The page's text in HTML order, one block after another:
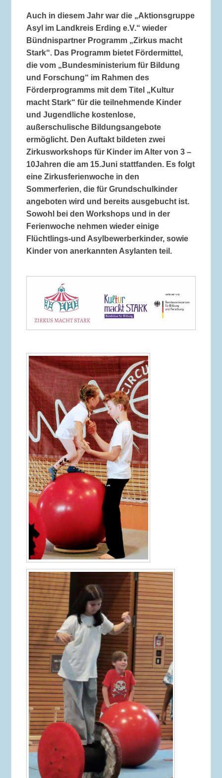
Auch in diesem Jahr war die „Aktionsgruppe
Asyl im Landkreis Erding e.V.“ wieder
Bündnispartner Programm „Zirkus macht
Stark“. Das Programm bietet Fördermittel,
die vom „Bundesministerium für Bildung
und Forschung“ im Rahmen des
Förderprogramms mit dem Titel „Kultur
macht Stark“ für die teilnehmende Kinder
und Jugendliche kostenlose,
außerschulische Bildungsangebote
ermöglicht. Den Auftakt bildeten zwei
Zirkusworkshops für Kinder im Alter von 3 –
10Jahren die am 15.Juni stattfanden. Es folgt
eine Zirkusferienwoche in den
Sommerferien, die für Grundschulkinder
angeboten wird und bereits ausgebucht ist.
Sowohl bei den Workshops und in der
Ferienwoche nehmen wieder einige
Flüchtlings-und Asylbewerberkinder, sowie
Kinder von anerkannten Asylanten teil.